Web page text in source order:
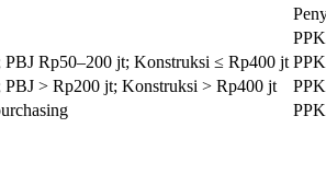
Rp50–200 jt; Konstruksi ≤ Rp400 jt
> Rp200 jt; Konstruksi > Rp400 jt